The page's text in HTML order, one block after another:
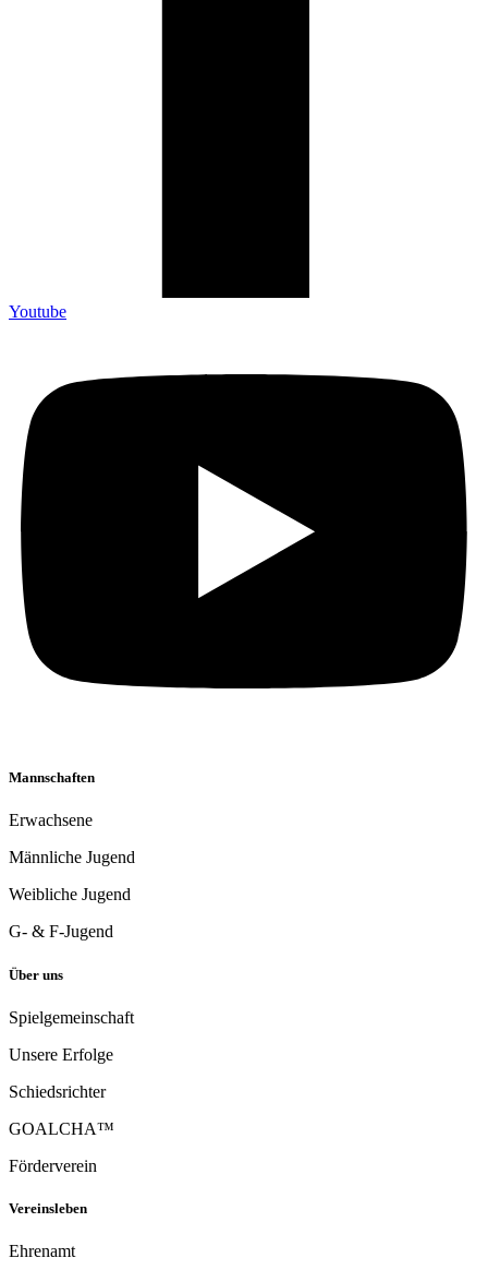
Youtube
Mannschaften
Erwachsene
Männliche Jugend
Weibliche Jugend
G- & F-Jugend
Über uns
Spielgemeinschaft
Unsere Erfolge
Schiedsrichter
GOALCHA™
Förderverein
Vereinsleben
Ehrenamt